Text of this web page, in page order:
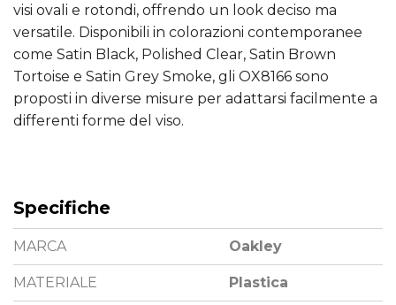
visi ovali e rotondi, offrendo un look deciso ma
versatile. Disponibili in colorazioni contemporanee
come Satin Black, Polished Clear, Satin Brown
Tortoise e Satin Grey Smoke, gli OX8166 sono
proposti in diverse misure per adattarsi facilmente a
differenti forme del viso.
Specifiche
MARCA Oakley
MATERIALE Plastica